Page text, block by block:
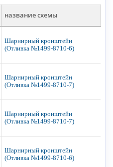
название схемы
Шарнирный кронштейн
(Отливка №1499-8710-6)
Шарнирный кронштейн
(Отливка №1499-8710-7)
Шарнирный кронштейн
(Отливка №1499-8710-7)
Шарнирный кронштейн
(Отливка №1499-8710-6)